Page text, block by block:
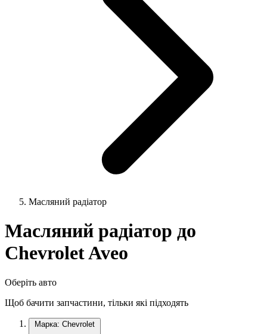
Масляний радіатор
Масляний радіатор до
Chevrolet Aveo
Оберіть авто
Щоб бачити запчастини, тільки які підходять
Марка: Chevrolet